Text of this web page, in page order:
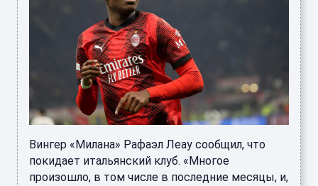
Вингер «Милана» Рафаэл Леау сообщил, что
покидает итальянский клуб. «Многое
произошло, в том числе в последние месяцы, и,